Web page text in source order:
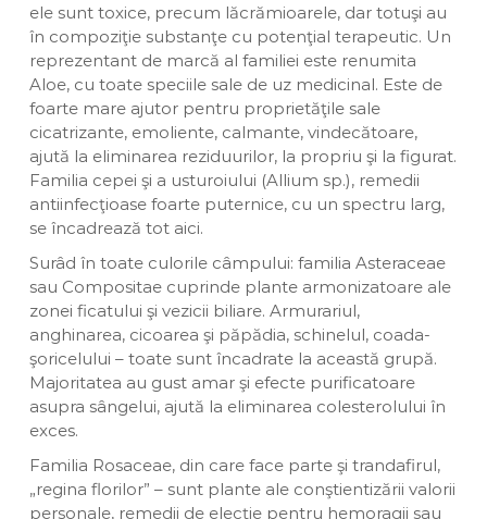
ele sunt toxice, precum lăcrămioarele, dar totuşi au
în compoziţie substanţe cu potenţial terapeutic. Un
reprezentant de marcă al familiei este renumita
Aloe, cu toate speciile sale de uz medicinal. Este de
foarte mare ajutor pentru proprietăţile sale
cicatrizante, emoliente, calmante, vindecătoare,
ajută la eliminarea reziduurilor, la propriu şi la figurat.
Familia cepei şi a usturoiului (Allium sp.), remedii
antiinfecţioase foarte puternice, cu un spectru larg,
se încadrează tot aici.
Surâd în toate culorile câmpului: familia Asteraceae
sau Compositae cuprinde plante armonizatoare ale
zonei ficatului şi vezicii biliare. Armurariul,
anghinarea, cicoarea şi păpădia, schinelul, coada-
şoricelului – toate sunt încadrate la această grupă.
Majoritatea au gust amar şi efecte purificatoare
asupra sângelui, ajută la eliminarea colesterolului în
exces.
Familia Rosaceae, din care face parte şi trandafirul,
„regina florilor” – sunt plante ale conştientizării valorii
personale, remedii de elecţie pentru hemoragii sau